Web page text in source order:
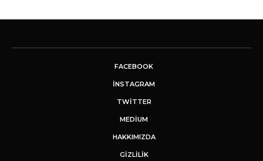
FACEBOOK
INSTAGRAM
TWITTER
MEDIUM
HAKKIMIZDA
GİZLİLİK